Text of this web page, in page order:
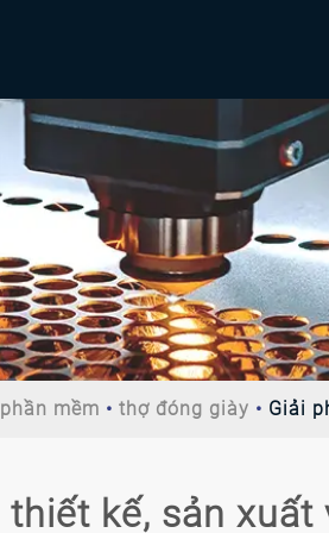
phần mềm thợ đóng giày Giải
thiết kế, sản